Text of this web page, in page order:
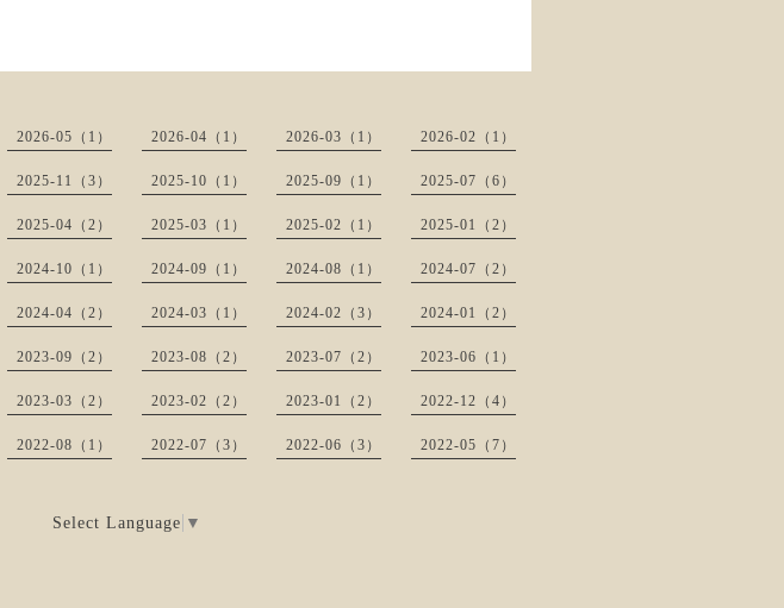
2026-05（1） 2026-04（1） 2026-03（1） 2026-02（1）
2025-11（3） 2025-10（1） 2025-09（1） 2025-07（6）
2025-04（2） 2025-03（1） 2025-02（1） 2025-01（2）
2024-10（1） 2024-09（1） 2024-08（1） 2024-07（2）
2024-04（2） 2024-03（1） 2024-02（3） 2024-01（2）
2023-09（2） 2023-08（2） 2023-07（2） 2023-06（1）
2023-03（2） 2023-02（2） 2023-01（2） 2022-12（4）
2022-08（1） 2022-07（3） 2022-06（3） 2022-05（7）
Select Language ▼